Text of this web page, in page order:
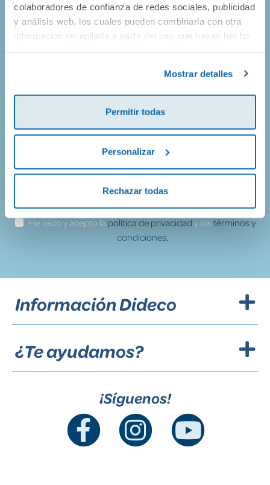
colaboradores de confianza de redes sociales, publicidad
y análisis web, los cuales pueden combinarla con otra
información recopilada a partir del uso que hayas hecho
Mostrar detalles
Permitir todas
Personalizar
Rechazar todas
¡Entérate de todo lo que pasa en
Dideco!
Prometemos no llenarte el buzón de correos, así que solo
vamos a enviarte mails de promociones geniales, de
productos nuevos y alguna que otra sorpresa.
¡Apúntate!
He leído y acepto lapolítica de privacidady lostérminos y
condiciones.
Información Dideco
¿Te ayudamos?
¡Síguenos!